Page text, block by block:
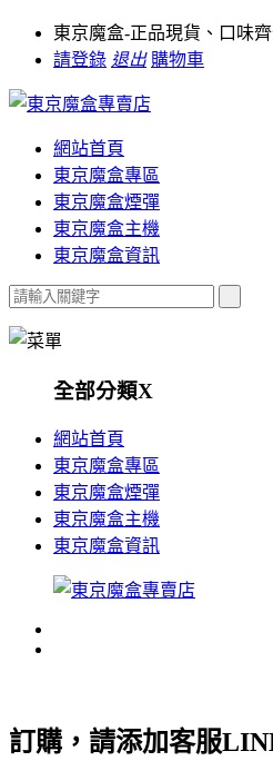
東京魔盒-正品現貨、口味
請登錄 退出 購物車
網站首頁
東京魔盒專區
東京魔盒煙彈
東京魔盒主機
東京魔盒資訊
全部分類X
網站首頁
東京魔盒專區
東京魔盒煙彈
東京魔盒主機
東京魔盒資訊
訂購，請添加客服